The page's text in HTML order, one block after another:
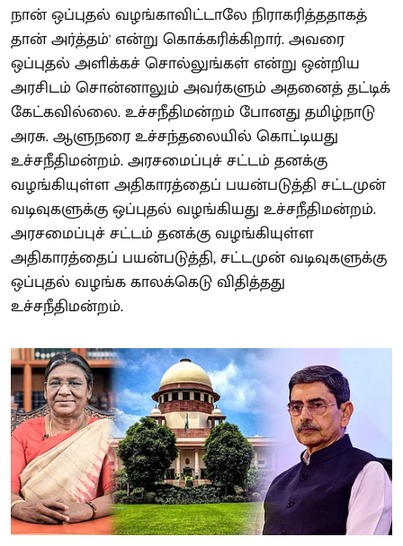
நான் ஒப்புதல் வழங்காவிட்டாலே நிராகரித்ததாகத்
தான் அர்த்தம்' என்று கொக்கரிக்கிறார். அவரை
ஒப்புதல் அளிக்கச் சொல்லுங்கள் என்று ஒன்றிய
அரசிடம் சொன்னாலும் அவர்களும் அதனைத் தட்டிக்
கேட்கவில்லை. உச்சநீதிமன்றம் போனது தமிழ்நாடு
அரசு. ஆளுநரை உச்சந்தலையில் கொட்டியது
உச்சநீதிமன்றம். அரசமைப்புச் சட்டம் தனக்கு
வழங்கியுள்ள அதிகாரத்தைப் பயன்படுத்தி சட்டமுன்
வடிவுகளுக்கு ஒப்புதல் வழங்கியது உச்சநீதிமன்றம்.
அரசமைப்புச் சட்டம் தனக்கு வழங்கியுள்ள
அதிகாரத்தைப் பயன்படுத்தி, சட்டமுன் வடிவுகளுக்கு
ஒப்புதல் வழங்க காலக்கெடு விதித்தது
உச்சநீதிமன்றம்.